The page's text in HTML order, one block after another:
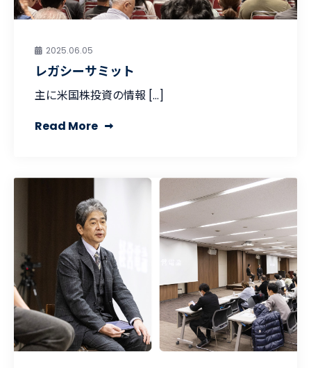
2025.06.05
レガシーサミット
主に米国株投資の情報 […]
Read More